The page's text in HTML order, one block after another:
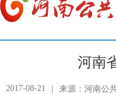
河南
2017-08-21 来源：河南公